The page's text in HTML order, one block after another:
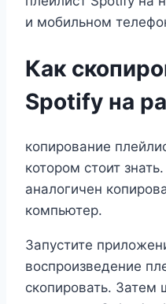
и мобильном
Как
Spotify на
копирование
котором стоит
аналогичен
компьютер.
Запустите
воспроизведение
скопировать. Затем